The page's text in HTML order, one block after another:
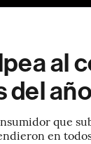
al
del año
que
en